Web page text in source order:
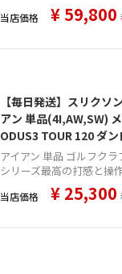
当店価格 ¥59,800
【毎日発送】スリクソ
アン 単品(4I,AW,SW)
ODUS3 TOUR 120 ダンロップ ZXI ゴルフ ク
ラブ 2025年モデル 日
日発売
アイアン 単品 ゴルフク
シリーズ最高の打感と操作
当店価格 ¥ 25,300